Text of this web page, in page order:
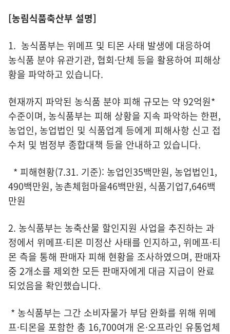
[농림식품축산부 설명]
1. 농식품부는 위메프 및 티몬 사태 발생에 대응하여
농식품 분야 유관기관, 협회·단체 등을 활용하여 피해상
황을 파악하고 있습니다.
현재까지 파악된 농식품 분야 피해 규모는 약 92억원*
수준이며, 농식품부는 피해 상황을 지속 파악하는 한편,
농업인, 농업법인 및 식품업계 등에게 피해사항 신고 접
수처 및 범정부 종합대책 등을 안내하고 있습니다.
* 피해현황(7.31. 기준): 농업인35백만원, 농업법인1,
490백만원, 농촌체험마을46백만원, 식품기업7,646백
만원
2. 농식품부는 농축산물 할인지원 사업을 추진하는 과
정에서 위메프·티몬 미정산 사태를 인지하고, 위메프·티
몬 측을 통해 판매자 피해 현황을 조사하였으며, 판매자
중 2개소를 제외한 모든 판매자에게 대금 지급이 완료
되었음을 확인했습니다.
* 농식품부는 그간 소비자물가 부담 완화를 위해 위메
프·티몬을 포함한 총 16,700여개 온·오프라인 유통업체